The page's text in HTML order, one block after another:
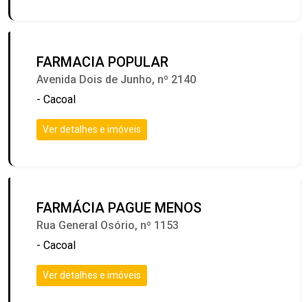
FARMACIA POPULAR
Avenida Dois de Junho, nº 2140
- Cacoal
Ver detalhes e imóveis
FARMÁCIA PAGUE MENOS
Rua General Osório, nº 1153
- Cacoal
Ver detalhes e imóveis